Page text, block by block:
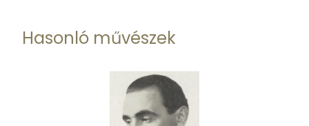
Hasonló művészek